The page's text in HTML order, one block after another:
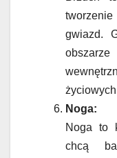
gwiazd.
Noga:
Noga to
chcą